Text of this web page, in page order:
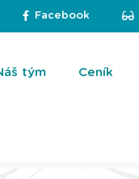
Facebook
tým Ceník